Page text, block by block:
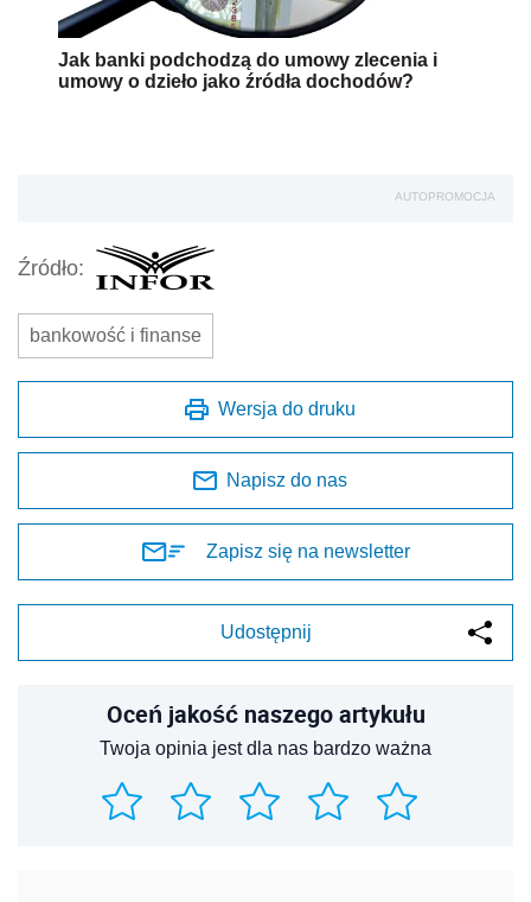
Jak banki podchodzą do umowy zlecenia i
umowy o dzieło jako źródła dochodów?
AUTOPROMOCJA
Źródło:
bankowość i finanse
Wersja do druku
Napisz do nas
Zapisz się na newsletter
Udostępnij
Oceń jakość naszego artykułu
Twoja opinia jest dla nas bardzo ważna